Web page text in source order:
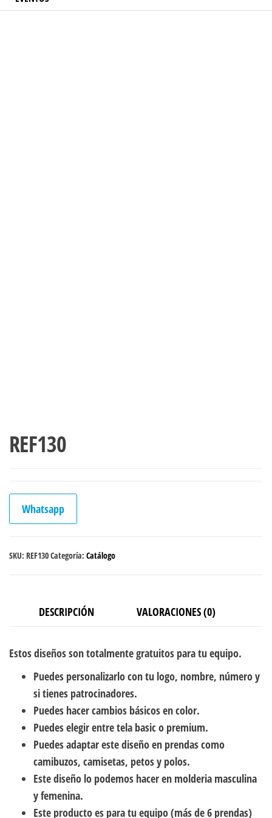
REF130
Whatsapp
SKU: REF130Categoría: Catálogo
DESCRIPCIÓN VALORACIONES (0)
Estos diseños son totalmente gratuitos para tu equipo.
Puedes personalizarlo con tu logo, nombre, número y
si tienes patrocinadores.
Puedes hacer cambios básicos en color.
Puedes elegir entre tela basic o premium.
Puedes adaptar este diseño en prendas como
camibuzos, camisetas, petos y polos.
Este diseño lo podemos hacer en molderia masculina
y femenina.
Este producto es para tu equipo (más de 6 prendas)